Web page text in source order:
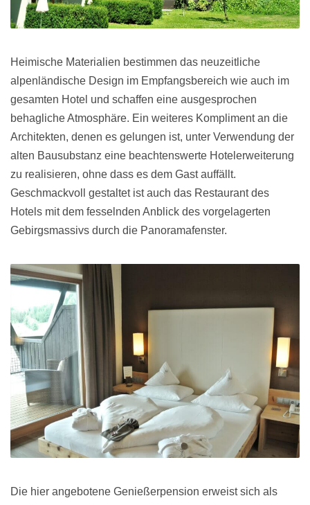
Heimische Materialien bestimmen das neuzeitliche
alpenländische Design im Empfangsbereich wie auch im
gesamten Hotel und schaffen eine ausgesprochen
behagliche Atmosphäre. Ein weiteres Kompliment an die
Architekten, denen es gelungen ist, unter Verwendung der
alten Bausubstanz eine beachtenswerte Hotelerweiterung
zu realisieren, ohne dass es dem Gast auffällt.
Geschmackvoll gestaltet ist auch das Restaurant des
Hotels mit dem fesselnden Anblick des vorgelagerten
Gebirgsmassivs durch die Panoramafenster.
Die hier angebotene Genießerpension erweist sich als